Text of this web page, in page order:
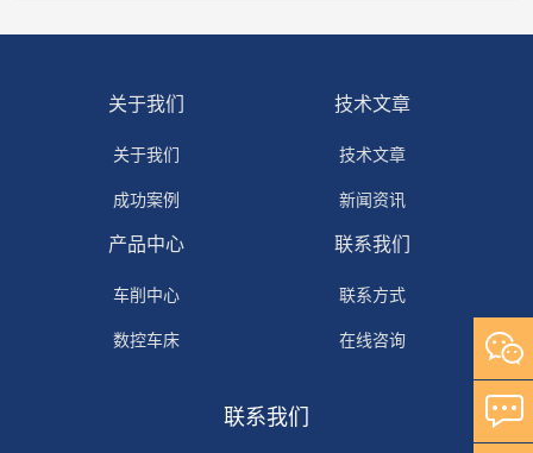
关于我们
关于我们
成功案例
技术文章
技术文章
新闻资讯
产品中心
车削中心
数控车床
联系我们
联系方式
在线咨询
联系我们